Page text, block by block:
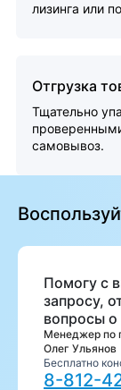
лизинга или
Отгрузка
Тщательно
самовывоз.
Помогу с
запросу,
вопросы о
Менеджер по
Олег Ульянов
Бесплатно
8-812-